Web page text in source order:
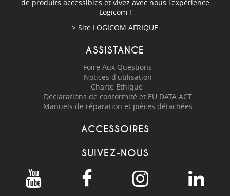
de produits accessibles et vivez avec nous l'expérience
Logicom !
> Site LOGICOM AFRIQUE
ASSISTANCE
Foire Aux Questions
Notices d'utilisation
Charte Ethique
Déclarations de conformité et EU DATA ACT
Manuels de réparation et pièces détachées
ACCESSOIRES
SUIVEZ-NOUS